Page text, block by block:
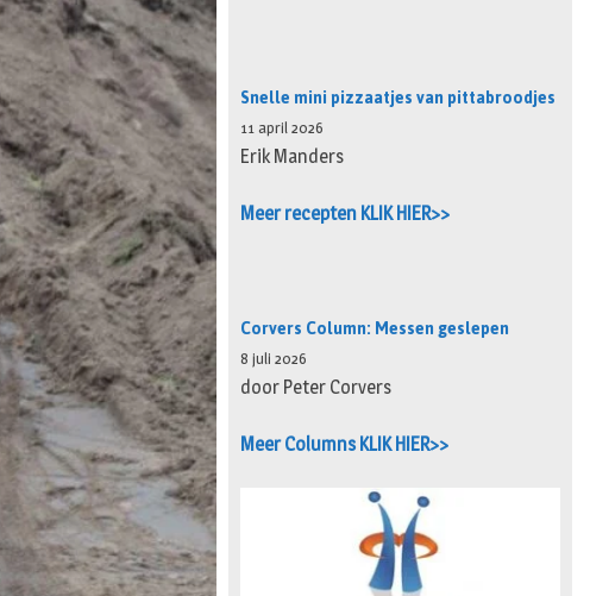
Snelle mini pizzaatjes van pittabroodjes
11 april 2026
Erik Manders
Meer recepten KLIK HIER>>
Corvers Column: Messen geslepen
8 juli 2026
door Peter Corvers
Meer Columns KLIK HIER>>